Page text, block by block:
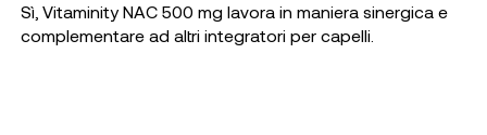
Sì, Vitaminity NAC 500 mg lavora in maniera sinergica e
complementare ad altri integratori per capelli.